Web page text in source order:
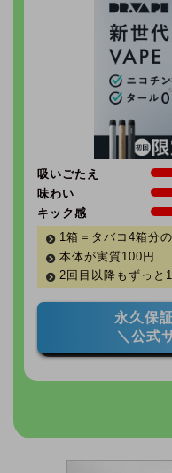
吸いごたえ
味わい
キック感
1箱＝タバコ4箱分
本体が実質100円
2回目以降もずっと
永久保
＼公式